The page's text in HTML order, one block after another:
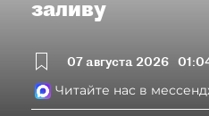
заливу
07 августа 2026
Читайте нас в